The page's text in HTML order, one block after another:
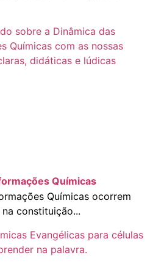
Químicas
Químicas ocorrem
constituição...